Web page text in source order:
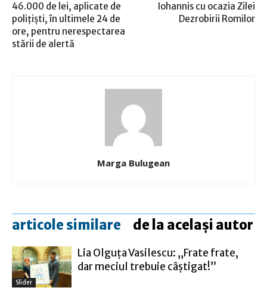
46.000 de lei, aplicate de
poliţişti, în ultimele 24 de
ore, pentru nerespectarea
stării de alertă
Iohannis cu ocazia Zilei
Dezrobirii Romilor
Marga Bulugean
articole similare de la același autor
Slider
Lia Olguţa Vasilescu: „Frate frate,
dar meciul trebuie câștigat!”